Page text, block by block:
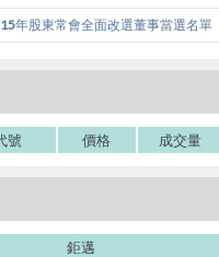
年股東常會全面改選董事當選名單
號 價格 成交量
鉅邁